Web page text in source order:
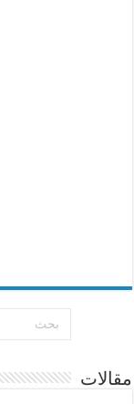
مقالات